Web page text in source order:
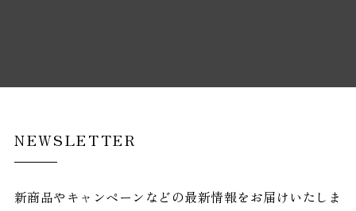
NEWSLETTER
新商品やキャンペーンなどの最新情報をお届けいたしま